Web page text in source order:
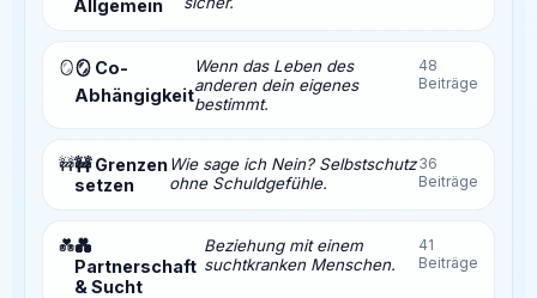
Allgemein
🪞🪞 Co-
Abhängigkeit
Wenn das Leben des
anderen dein eigenes
bestimmt.
48
Beiträge
🚧🚧 Grenzen
setzen
Wie sage ich Nein? Selbstschutz
ohne Schuldgefühle.
36
Beiträge
💑💑
Partnerschaft
& Sucht
Beziehung mit einem
suchtkranken Menschen.
41
Beiträge